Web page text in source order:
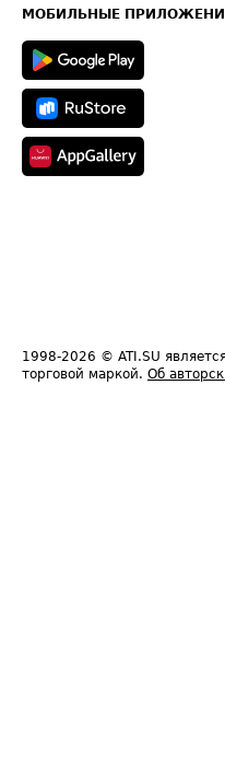
Техническая информация
МОБИЛЬНЫЕ
1998-2026 © ATI.SU
торговой маркой. Об